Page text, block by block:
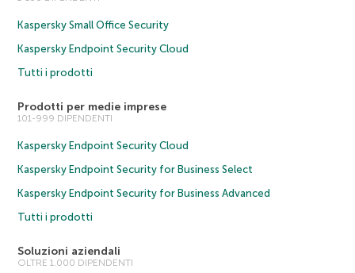
Kaspersky Small Office Security
Kaspersky Endpoint Security Cloud
Tutti i prodotti
Prodotti per medie imprese
101-999 DIPENDENTI
Kaspersky Endpoint Security Cloud
Kaspersky Endpoint Security for Business Select
Kaspersky Endpoint Security for Business Advanced
Tutti i prodotti
Soluzioni aziendali
OLTRE 1.000 DIPENDENTI